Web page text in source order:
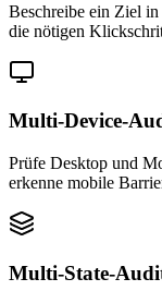
Beschreibe ein Ziel
die nötigen
Multi-Device-
Prüfe Desktop und
erkenne mobile
Multi-State-